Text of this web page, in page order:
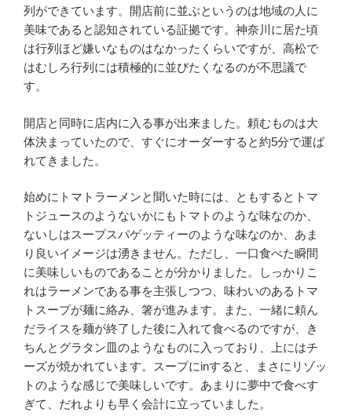
列ができています。開店前に並ぶというのは地域の人に
美味であると認知されている証拠です。神奈川に居た頃
は行列ほど嫌いなものはなかったくらいですが、高松で
はむしろ行列には積極的に並びたくなるのが不思議で
す。
開店と同時に店内に入る事が出来ました。頼むものは大
体決まっていたので、すぐにオーダーすると約5分で運ば
れてきました。
始めにトマトラーメンと聞いた時には、ともするとトマ
トジュースのようないかにもトマトのような味なのか、
ないしはスープスパゲッティーのような味なのか、あま
り良いイメージは湧きません。ただし、一口食べた瞬間
に美味しいものであることが分かりました。しっかりこ
れはラーメンである事を主張しつつ、味わいのあるトマ
トスープが麺に絡み、箸が進みます。また、一緒に頼ん
だライスを麺が終了した後に入れて食べるのですが、き
ちんとグラタン皿のようなものに入っており、上にはチ
ーズが焼かれています。スープにinすると、まさにリゾッ
トのような感じで美味しいです。あまりに夢中で食べす
ぎて、だれよりも早く会計に立っていました。